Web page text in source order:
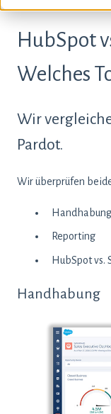
HubSpot
Welches
Wir
Pardot.
Wir überprüfen
Handhabung
Reporting
HubSpot vs.
Handhabung